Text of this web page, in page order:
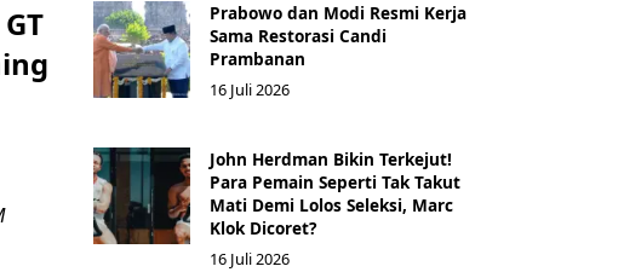
Prabowo dan Modi Resmi Kerja
Sama Restorasi Candi
Prambanan
16 Juli 2026
John Herdman Bikin Terkejut!
Para Pemain Seperti Tak Takut
Mati Demi Lolos Seleksi, Marc
Klok Dicoret?
16 Juli 2026